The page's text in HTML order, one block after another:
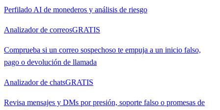
Perfilado AI de monederos y análisis de riesgo
Analizador de correosGRATIS
Comprueba si un correo sospechoso te empuja a un inicio falso,
pago o devolución de llamada
Analizador de chatsGRATIS
Revisa mensajes y DMs por presión, soporte falso o promesas de